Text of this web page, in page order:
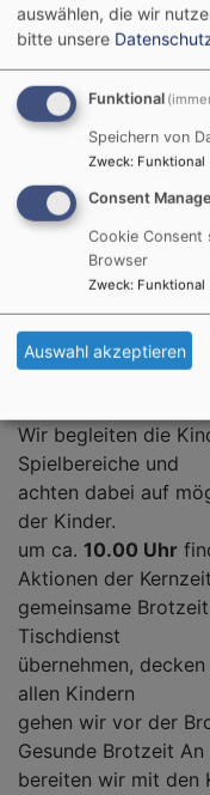
Bilderbücher an,
Aktivitäten, feiern
Sing- und
Rollenspiele, lernen
erzählen von
oder wir
beschäftigen uns in
unserem Vater.
Jede Gruppe hat
Bewegungsraum,
auf dem Spielplatz,
Wir begleiten die
Spielbereiche und
achten dabei auf
der Kinder.
um ca. 10.00 Uhr
Aktionen der
gemeinsame
Tischdienst
übernehmen,
allen Kindern
gehen wir vor der
Gesunde Brotzeit
bereiten wir mit den
auswählen, die wir
bitte unsere
Funktional
Speichern von
Zweck: Funktional
Consent
Cookie Consent
Browser
Zweck: Funktional
Auswahl akzeptieren